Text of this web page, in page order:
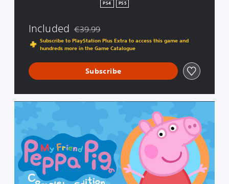
PS4 PS5
Included Discounted from original price of €39.99
€39.99
Subscribe to PlayStation Plus Extra to access this game and
hundreds more in the Game Catalogue
Subscribe